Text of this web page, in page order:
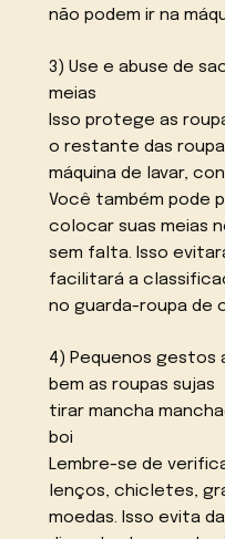
não podem ir na
3) Use e abuse de
meias
Isso protege as
o restante das
máquina de lavar,
Você também pode
colocar suas meias
sem falta. Isso
facilitará a
no guarda-roupa de
4) Pequenos gestos
bem as roupas sujas
tirar mancha
boi
Lembre-se de
lenços, chicletes,
moedas. Isso evita